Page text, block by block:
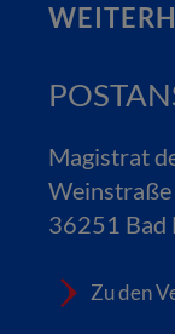
Magistrat
36251 Bad
Zu den